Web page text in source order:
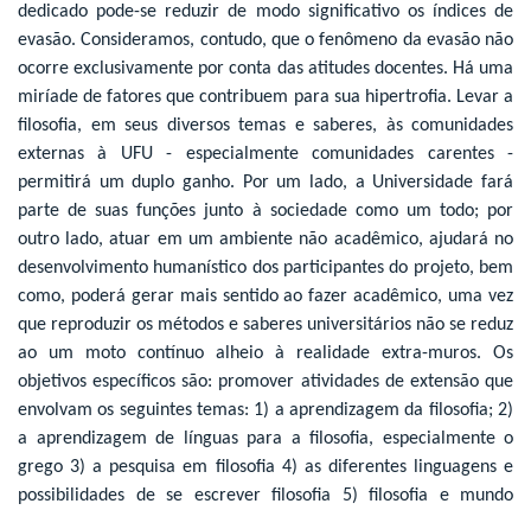
dedicado pode-se reduzir de modo significativo os índices de
evasão. Consideramos, contudo, que o fenômeno da evasão não
ocorre exclusivamente por conta das atitudes docentes. Há uma
miríade de fatores que contribuem para sua hipertrofia. Levar a
filosofia, em seus diversos temas e saberes, às comunidades
externas à UFU - especialmente comunidades carentes -
permitirá um duplo ganho. Por um lado, a Universidade fará
parte de suas funções junto à sociedade como um todo; por
outro lado, atuar em um ambiente não acadêmico, ajudará no
desenvolvimento humanístico dos participantes do projeto, bem
como, poderá gerar mais sentido ao fazer acadêmico, uma vez
que reproduzir os métodos e saberes universitários não se reduz
ao um moto contínuo alheio à realidade extra-muros. Os
objetivos específicos são: promover atividades de extensão que
envolvam os seguintes temas: 1) a aprendizagem da filosofia; 2)
a aprendizagem de línguas para a filosofia, especialmente o
grego 3) a pesquisa em filosofia 4) as diferentes linguagens e
possibilidades de se escrever filosofia 5) filosofia e mundo